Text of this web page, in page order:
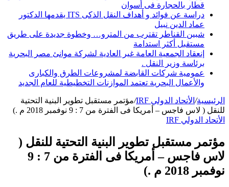
قطار بالحجارة فى أسوان
دراسة عن فوائد و أهداف النقل الذكى ITS يقدمها الدكتور
عماد الدين نبيل
شبين القناطر تقترب من المترو… وخطوة جديدة على طريق
مستقبل أكثر استدامة
إنعقاد الجمعية العامة غير العادية لشركة موانئ مصر البحرية
برئاسة وزير النقل .
عمومية شركات القابضة لمشروعات الطرق والكبارى
والأعمال البحرية تعتمد الموازنات التخطيطية للعام الجديد
الرئيسية/ الأتحاد الدولي IRF /مؤتمر مستقبل تطوير البنية التحتية
للنقل ( لاس فاجس – أمريكا فى الفترة من 7 : 9 نوفمبر 2018 م .)
الأتحاد الدولي IRF
مؤتمر مستقبل تطوير البنية التحتية للنقل (
لاس فاجس – أمريكا فى الفترة من 7 : 9
نوفمبر 2018 م .)